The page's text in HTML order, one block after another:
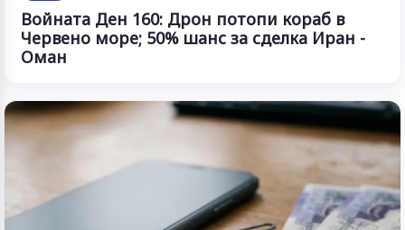
Войната Ден 160: Дрон потопи кораб в
Червено море; 50% шанс за сделка Иран -
Оман